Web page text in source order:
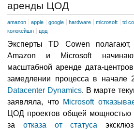
аренды ЦОД
amazon apple google hardware microsoft td
колокейшн
цод
Эксперты TD Cowen полагают,
Amazon и Microsoft
масштабной аренде дата-
замедлении процесса в начале
Datacenter Dynamics. В марте
заявляла, что Microsoft
ЦОД проектов общей мощностью
за отказа от статуса